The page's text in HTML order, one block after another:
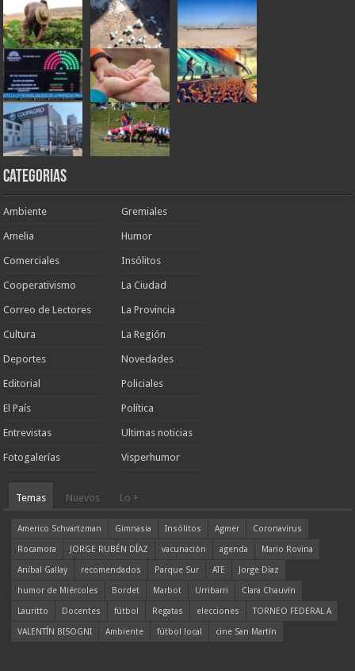
Categorias
Ambiente
Amelia
Comerciales
Cooperativismo
Correo de Lectores
Cultura
Deportes
Editorial
El País
Entrevistas
Fotogalerías
Gremiales
Humor
Insólitos
La Ciudad
La Provincia
La Región
Novedades
Policiales
Política
Ultimas noticias
Visperhumor
Temas Nuevos Lo +
Americo Schvartzman Gimnasia Insólitos Agmer
Coronavirus
Rocamora
JORGE RUBÉN DÍAZ vacunación agenda
Mario Rovina
Aníbal Gallay
recomendados Parque Sur ATE
Jorge Díaz
humor de Miércoles
Bordet Marbot Urribarri
Clara Chauvín
Lauritto
Docentes fútbol Regatas elecciones
TORNEO FEDERAL A
VALENTÍN BISOGNI
Ambiente fútbol local cine San Martín